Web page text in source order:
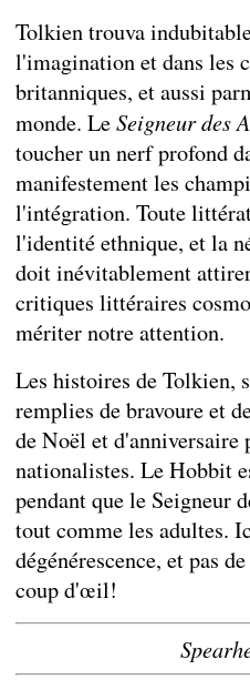
Tolkien trouva
l'imagination et dans les
britanniques, et aussi
monde. LeSeigneur des
toucher un nerf profond
manifestement les
l'intégration. Toute
l'identité ethnique, et la
doit inévitablement
critiques littéraires
mériter notre attention.
Les histoires de Tolkien,
remplies de bravoure et
de Noël et d'anniversaire
nationalistes. Le Hobbit
pendant que le Seigneur
tout comme les adultes.
dégénérescence, et pas
coup d'œil!